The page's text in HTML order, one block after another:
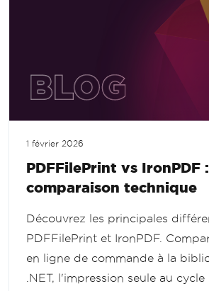
1 février 2026
PDFFilePrint vs IronPDF
comparaison technique
Découvrez les principales
PDFFilePrint et IronPDF.
en ligne de commande à la
.NET, l'impression seule au